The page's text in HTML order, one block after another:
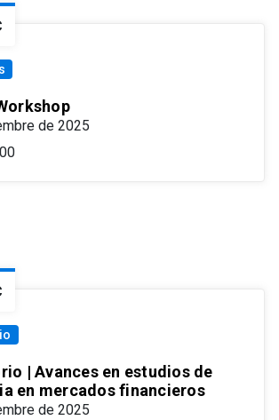
de 2025
| Avances en estudios de
en mercados financieros
de 2025